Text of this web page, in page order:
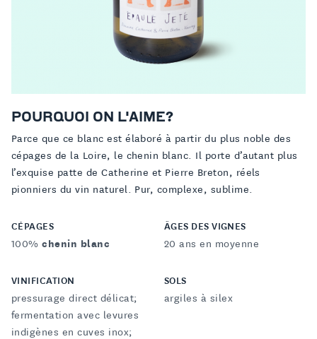
POURQUOI ON L'AIME?
Parce que ce blanc est élaboré à partir du plus noble des
cépages de la Loire, le chenin blanc. Il porte d’autant plus
l’exquise patte de Catherine et Pierre Breton, réels
pionniers du vin naturel. Pur, complexe, sublime.
CÉPAGES
100%chenin blanc
ÂGES DES VIGNES
20 ans en moyenne
VINIFICATION
pressurage direct délicat;
fermentation avec levures
indigènes en cuves inox;
SOLS
argiles à silex